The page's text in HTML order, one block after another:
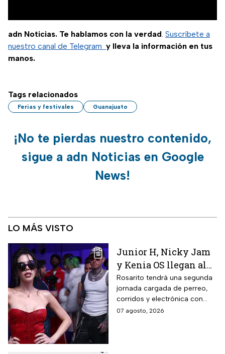
adn Noticias. Te hablamos con la verdad. Suscríbete a
nuestro canal de Telegram y lleva la información en tus
manos.
Tags relacionados
Ferias y festivales Guanajuato
¡No te pierdas nuestro contenido,
sigue a adn Noticias en Google
News!
LO MÁS VISTO
Junior H, Nicky Jam
y Kenia OS llegan al
Baja Beach Fest 2026:
Estos son los horarios
del sábado
Rosarito tendrá una segunda
jornada cargada de perreo,
corridos y electrónica con
Farruko, Jowell y Randy, Zion y
07 agosto, 2026